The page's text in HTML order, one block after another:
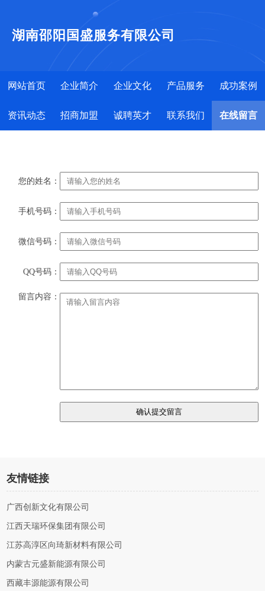
湖南邵阳国盛服务有限公司
网站首页 企业简介 企业文化 产品服务 成功案例
资讯动态 招商加盟 诚聘英才 联系我们 在线留言
您的姓名：
手机号码：
微信号码：
QQ号码：
留言内容：
友情链接
广西创新文化有限公司
江西天瑞环保集团有限公司
江苏高淳区向琦新材料有限公司
内蒙古元盛新能源有限公司
西藏丰源能源有限公司